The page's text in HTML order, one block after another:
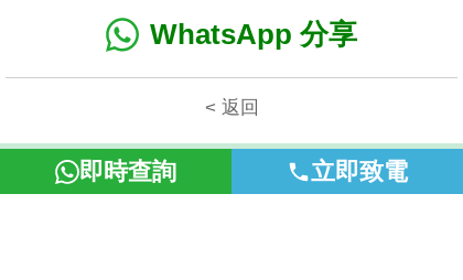
WhatsApp 分享
< 返回
即時查詢 立即致電
本網頁所提供資料僅作參考用途。若因錯漏而引致任何不便或損
失，富裕地產概不負責。